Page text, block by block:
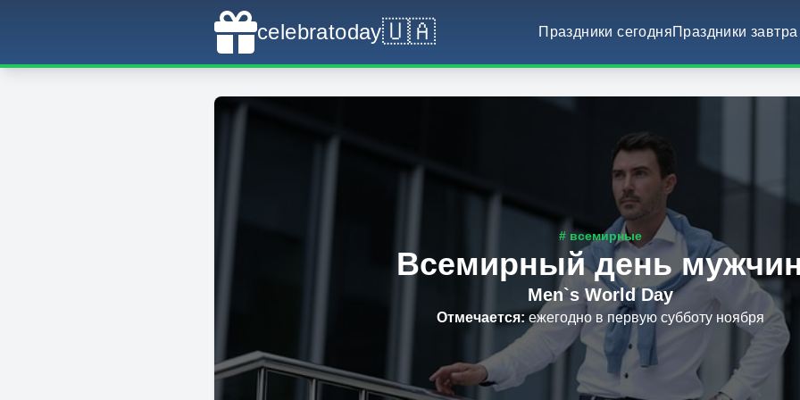
celebratoday🇺🇦 Праздники сегодняПраздники завтра
# всемирные
Всемирный день
Men`s World Day
Отмечается: ежегодно в первую субботу ноября